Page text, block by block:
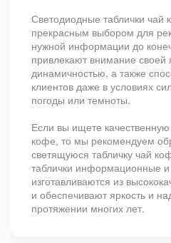
Светодиодные таблички чай
прекрасным выбором для
нужной информации до
привлекают внимание своей
динамичностью, а также
клиентов даже в условиях
погоды или темноты.
Если вы ищете
кофе, то мы рекомендуем
светящуюся табличку чай
таблички информационные
изготавливаются из
и обеспечивают яркость и
протяжении многих лет.